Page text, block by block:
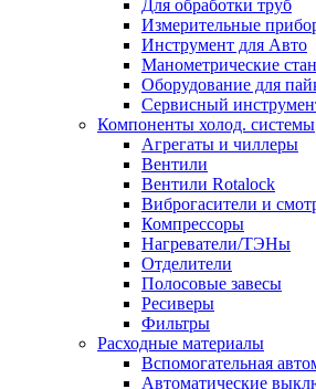
Для обработки труб
Измерительные
Инструмент для Авто
Манометрические
Оборудование для
Сервисный
Компоненты холод. системы
Агрегаты и чиллеры
Вентили
Вентили Rotalock
Виброгасители и
Компрессоры
Нагреватели/ТЭНы
Отделители
Полосовые завесы
Ресиверы
Фильтры
Расходные материалы
Вспомогательная
Автоматические